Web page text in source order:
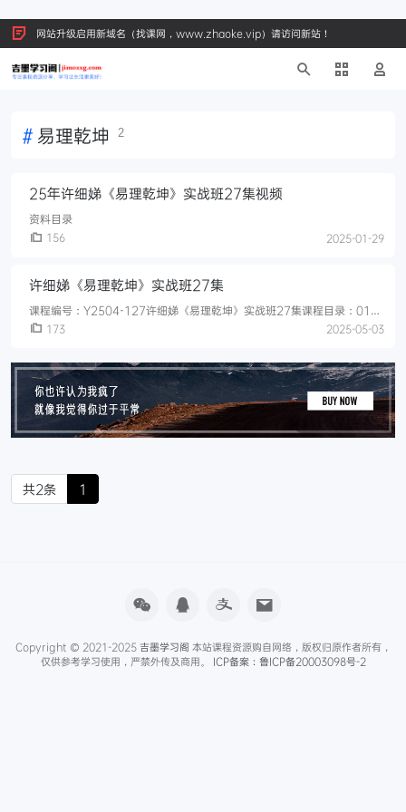
网站升级启用新域名（找课网，www.zhaoke.vip）请访问新站！
# 易理乾坤 2
25年许细娣《易理乾坤》实战班27集视频
资料目录
156 2025-01-29
许细娣《易理乾坤》实战班27集
课程编号：Y2504-127许细娣《易理乾坤》实战班27集课程目录：01、
第1节:道德法术器道术结合知行合一.mp402、第2节:青龙白虎能量高低
173 2025-05-03
共2条 1
Copyright © 2021-2025 吉墨学习阁 本站课程资源购自网络，版权归原作者所有，
仅供参考学习使用，严禁外传及商用。 ICP备案：鲁ICP备20003098号-2